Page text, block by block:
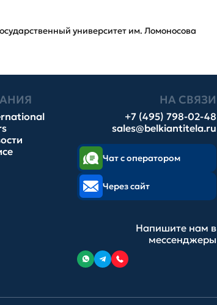
университет им. Ломоносова
НА СВЯЗИ
+7 (495) 798-02-48
sales@belkiantitela.ru
Чат с оператором
Через сайт
Напишите нам в
мессенджеры